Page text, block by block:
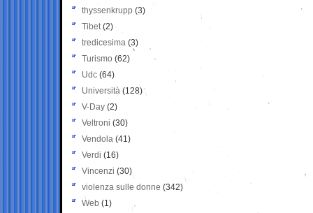
thyssenkrupp (3)
Tibet(2)
tredicesima (3)
Turismo (62)
Udc (64)
Università (128)
V-Day (2)
Veltroni (30)
Vendola (41)
Verdi (16)
Vincenzi (30)
violenza sulle donne (342)
Web (1)